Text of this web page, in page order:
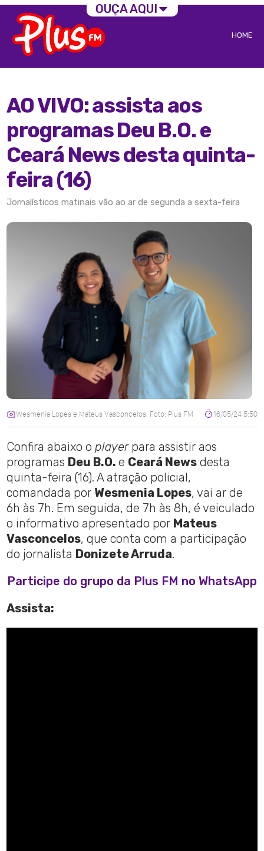
HOME
AO VIVO: assista aos
programas Deu B.O. e
Ceará News desta quinta-
feira (16)
Jornalísticos matinais vão ao ar de segunda a sexta-feira
Wesmenia Lopes e Mateus Vasconcelos. Foto: Plus FM 16/05/24 5:50
Confira abaixo oplayerpara assistir aos
programas Deu B.O.e Ceará News desta
quinta-feira (16). A atração policial,
comandada por Wesmenia Lopes, vai ar de
6h às 7h. Em seguida, de 7h às 8h, é veiculado
o informativo apresentado por Mateus
Vasconcelos, que conta com a participação
do jornalista Donizete Arruda.
Participe do grupo da Plus FM no WhatsApp
Assista:
OUÇA AQUI